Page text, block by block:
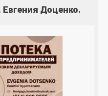
Доценко.